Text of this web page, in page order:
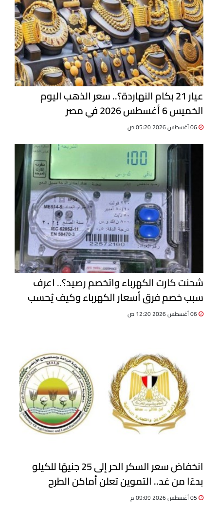
عيار 21 بكام النهاردة؟.. سعر الذهب اليوم
الخميس 6 أغسطس 2026 في مصر
شحنت كارت الكهرباء واتخصم رصيد؟.. اعرف
سبب خصم فرق أسعار الكهرباء وكيف يُحسب
انخفاض سعر السكر الحر إلى 25 جنيهًا للكيلو
بدءًا من غد.. التموين تعلن أماكن الطرح
الجديدة